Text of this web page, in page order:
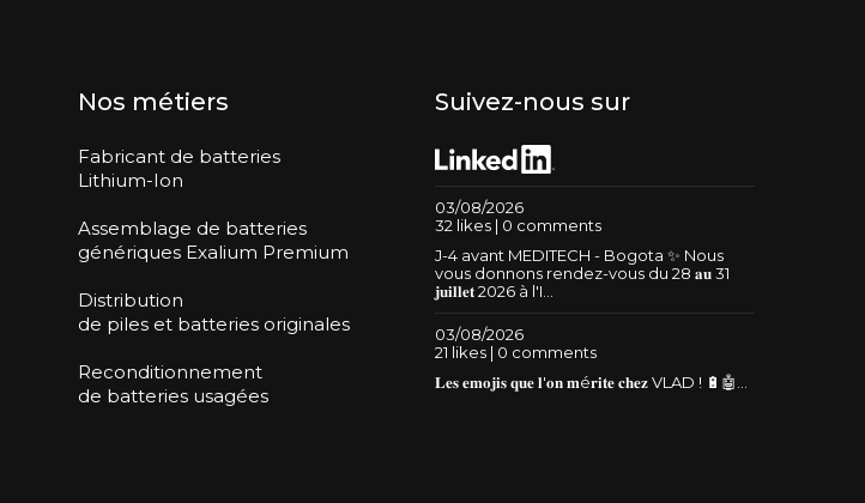
Nos métiers
Fabricant de batteries
Lithium-Ion
Assemblage de batteries
génériques Exalium Premium
Distribution
de piles et batteries originales
Reconditionnement
de batteries usagées
Suivez-nous sur
03/08/2026
32 likes | 0 comments
J-4 avant MEDITECH - Bogota ✨ Nous
vous donnons rendez-vous du 28 𝐚𝐮 31
𝐣𝐮𝐢𝐥𝐥𝐞𝐭 2026 à l'I...
03/08/2026
21 likes | 0 comments
𝐋𝐞𝐬 𝐞𝐦𝐨𝐣𝐢𝐬 𝐪𝐮𝐞 𝐥'𝐨𝐧 𝐦é𝐫𝐢𝐭𝐞 𝐜𝐡𝐞𝐳 VLAD ! 🔋🤖...